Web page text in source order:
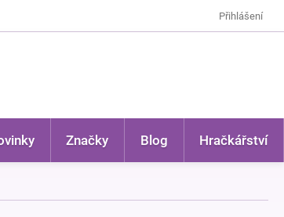
Přihlášení
Značky Blog Hračkářství